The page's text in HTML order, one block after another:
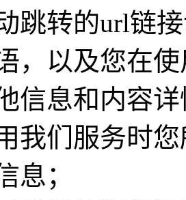
跳转的url链
，以及您在
信息和内容
我们服务时
息；